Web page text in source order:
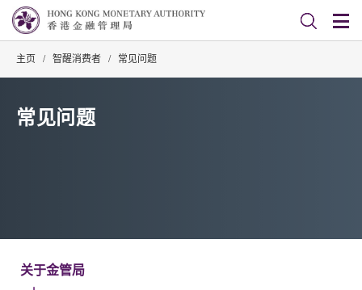
主页 / 智醒消费者 / 常见问题
常见问题
关于金管局